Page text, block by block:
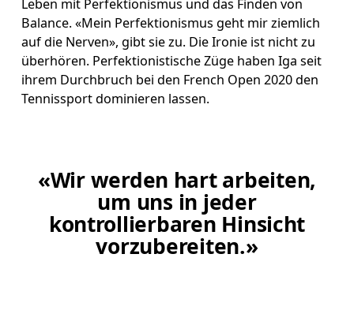
Leben mit Perfektionismus und das Finden von
Balance. «Mein Perfektionismus geht mir ziemlich
auf die Nerven», gibt sie zu. Die Ironie ist nicht zu
überhören. Perfektionistische Züge haben Iga seit
ihrem Durchbruch bei den French Open 2020 den
Tennissport dominieren lassen.
«Wir werden hart arbeiten,
um uns in jeder
kontrollierbaren Hinsicht
vorzubereiten.»